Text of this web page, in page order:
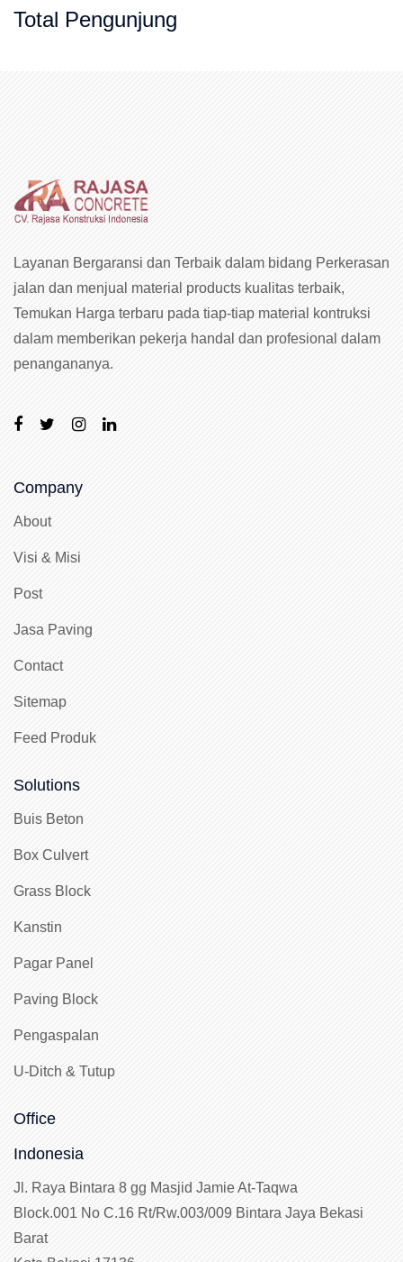
Total Pengunjung
Layanan Bergaransi dan Terbaik dalam bidang Perkerasan
jalan dan menjual material products kualitas terbaik,
Temukan Harga terbaru pada tiap-tiap material kontruksi
dalam memberikan pekerja handal dan profesional dalam
penangananya.
Company
About
Visi & Misi
Post
Jasa Paving
Contact
Sitemap
Feed Produk
Solutions
Buis Beton
Box Culvert
Grass Block
Kanstin
Pagar Panel
Paving Block
Pengaspalan
U-Ditch & Tutup
Office
Indonesia
Jl. Raya Bintara 8 gg Masjid Jamie At-Taqwa
Block.001 No C.16 Rt/Rw.003/009 Bintara Jaya Bekasi
Barat